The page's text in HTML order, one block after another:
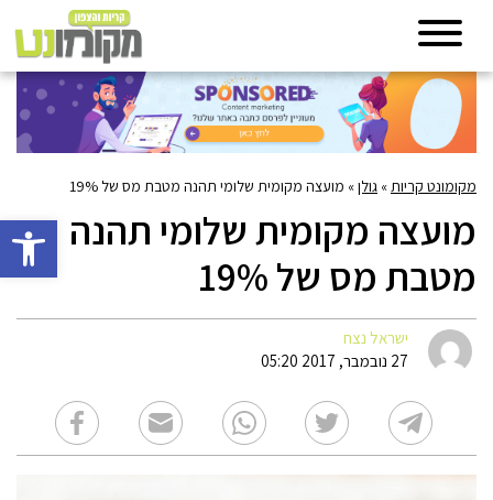
פתח
מקומונט קריות » גולן» מועצה מקומית שלומי תהנה מטבת מס של 19%
מועצה מקומית שלומי תהנה
מטבת מס של 19%
ישראל נצח
27 נובמבר, 2017 05:20